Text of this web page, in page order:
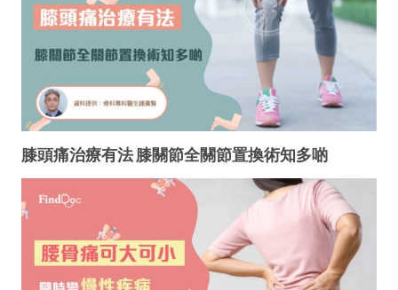
膝頭痛治療有法 膝關節全關節置換術知多啲